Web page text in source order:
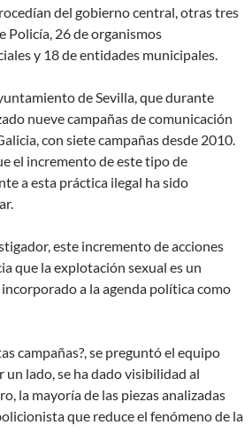
del gobierno central, otras tres
Policía, 26 de organismos
y 18 de entidades municipales.
de Sevilla, que durante
nueve campañas de comunicación
con siete campañas desde 2010.
el incremento de este tipo de
a esta práctica ilegal ha sido
este incremento de acciones
que la explotación sexual es un
a la agenda política como
campañas?, se preguntó el equipo
lado, se ha dado visibilidad al
la mayoría de las piezas analizadas
que reduce el fenómeno de la